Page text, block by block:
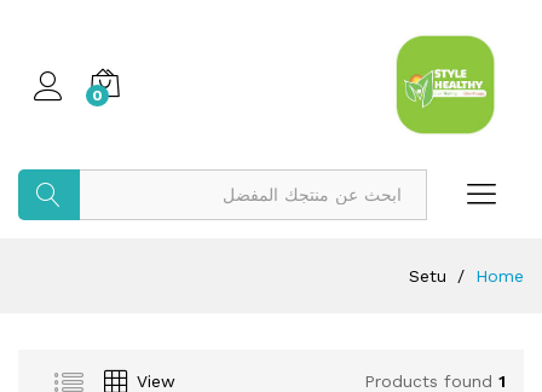
0
Home
/
Setu
1
Products found
View